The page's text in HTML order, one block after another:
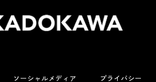
ソーシャルメディア プライバシー